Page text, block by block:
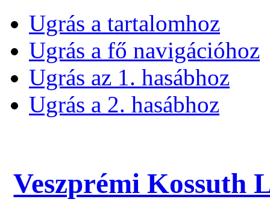
Ugrás a tartalomhoz
Ugrás a fő navigációhoz
Ugrás az 1. hasábhoz
Ugrás a 2. hasábhoz
Veszprémi Kossuth